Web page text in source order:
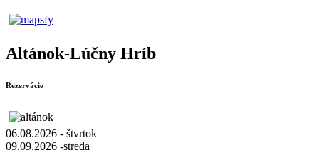
Altánok-Lúčny Hríb
Rezervácie
06.08.2026 - štvrtok
09.09.2026 -streda